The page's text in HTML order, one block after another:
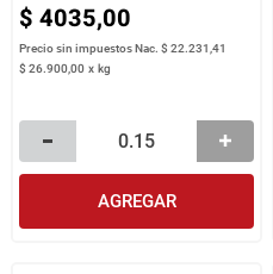
$ 4035,00
Precio sin impuestos Nac.$ 22.231,41
$ 26.900,00 x kg
AGREGAR